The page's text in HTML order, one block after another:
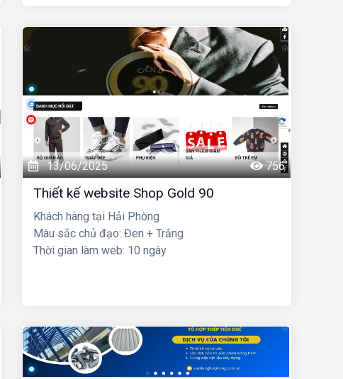
13/06/2025 756
Thiết kế website Shop Gold 90
Khách hàng tại Hải Phòng
Màu sắc chủ đạo: Đen + Trắng
Thời gian làm web: 10 ngày